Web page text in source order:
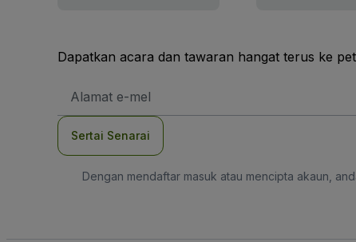
Dapatkan acara dan tawaran hangat terus ke
E-
Sertai Senarai
Dengan mendaftar masuk atau mencipta akaun,